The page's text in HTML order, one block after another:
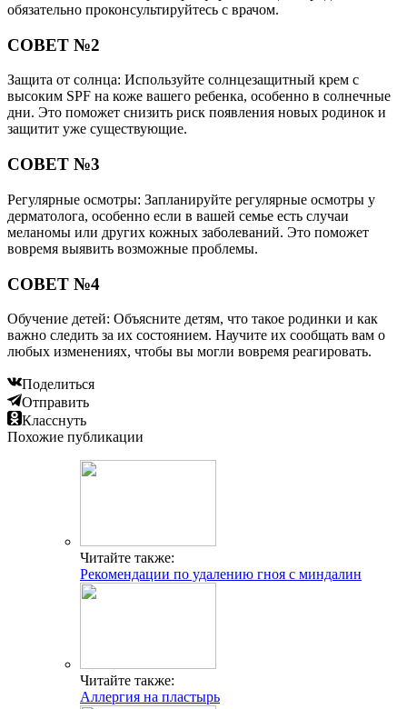
обязательно проконсультируйтесь с врачом.
СОВЕТ №2
Защита от солнца: Используйте солнцезащитный крем с
высоким SPF на коже вашего ребенка, особенно в солнечные
дни. Это поможет снизить риск появления новых родинок и
защитит уже существующие.
СОВЕТ №3
Регулярные осмотры: Запланируйте регулярные осмотры у
дерматолога, особенно если в вашей семье есть случаи
меланомы или других кожных заболеваний. Это поможет
вовремя выявить возможные проблемы.
СОВЕТ №4
Обучение детей: Объясните детям, что такое родинки и как
важно следить за их состоянием. Научите их сообщать вам о
любых изменениях, чтобы вы могли вовремя реагировать.
Поделиться
Отправить
Класснуть
Похожие публикации
Читайте также:
Рекомендации по удалению гноя с миндалин
Читайте также:
Аллергия на пластырь